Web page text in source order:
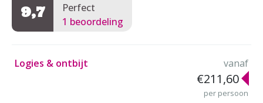
9,7
Perfect
1 beoordeling
Logies & ontbijt vanaf
€211,60
per persoon